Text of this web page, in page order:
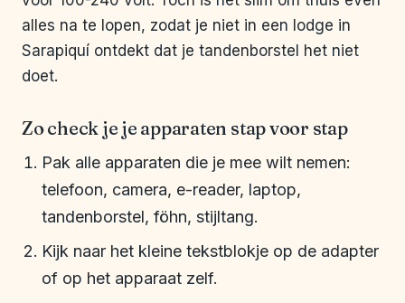
alles na te lopen, zodat je niet in een lodge in
Sarapiquí ontdekt dat je tandenborstel het niet
doet.
Zo check je je apparaten stap voor stap
Pak alle apparaten die je mee wilt nemen:
telefoon, camera, e-reader, laptop,
tandenborstel, föhn, stijltang.
Kijk naar het kleine tekstblokje op de adapter
of op het apparaat zelf.